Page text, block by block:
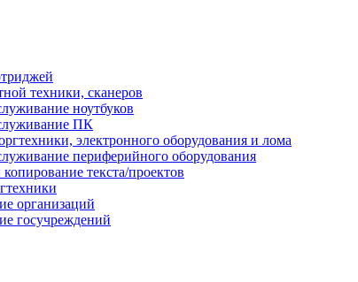
техники, сканеров
ноутбуков
ПК
электронного оборудования и лома
периферийного оборудования
копирование текста/проектов
организаций
госучреждений